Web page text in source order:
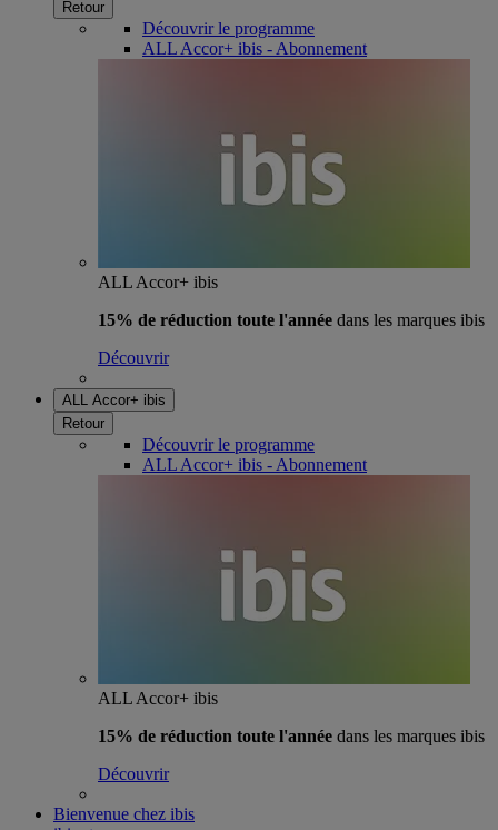
Retour
Découvrir le programme
ALL Accor+ ibis - Abonnement
ALL Accor+ ibis
15% de réduction toute l'année dans les marques ibis
Découvrir
ALL Accor+ ibis
Retour
Découvrir le programme
ALL Accor+ ibis - Abonnement
ALL Accor+ ibis
15% de réduction toute l'année dans les marques ibis
Découvrir
Bienvenue chez ibis